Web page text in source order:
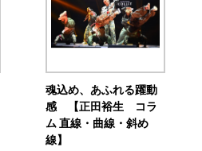
魂込め、あふれる躍動
感 【正田裕生 コラ
ム 直線・曲線・斜め
線】